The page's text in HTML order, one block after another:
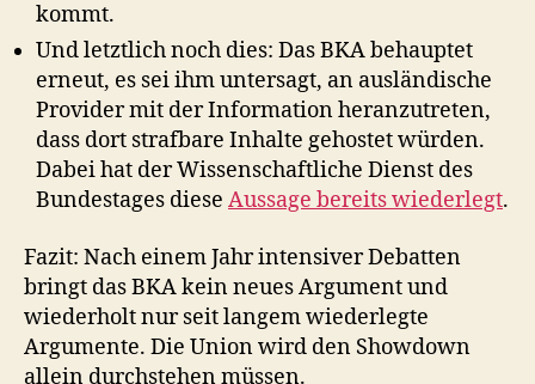
kommt.
Und letztlich noch dies: Das BKA behauptet
erneut, es sei ihm untersagt, an ausländische
Provider mit der Information heranzutreten,
dass dort strafbare Inhalte gehostet würden.
Dabei hat der Wissenschaftliche Dienst des
Bundestages diese Aussage bereits wiederlegt.
Fazit: Nach einem Jahr intensiver Debatten
bringt das BKA kein neues Argument und
wiederholt nur seit langem wiederlegte
Argumente. Die Union wird den Showdown
allein durchstehen müssen.